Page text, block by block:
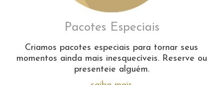
Pacotes Especiais
Criamos pacotes especiais para tornar seus
momentos ainda mais inesquecíveis. Reserve ou
presenteie alguém.